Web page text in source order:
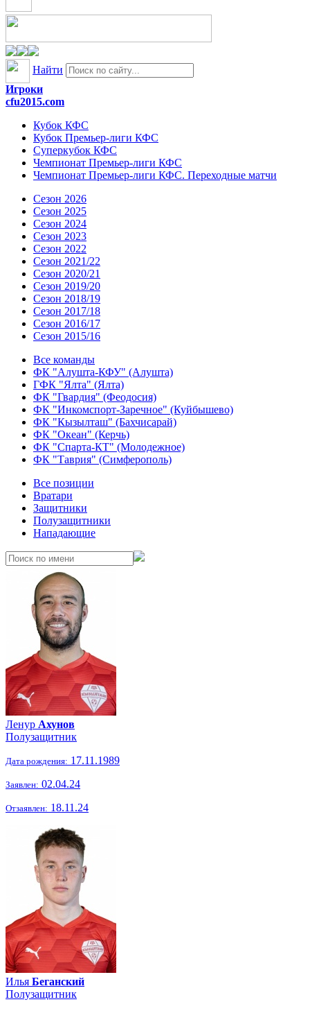
Найти
Игроки
cfu2015.com
Кубок КФС
Кубок Премьер-лиги КФС
Суперкубок КФС
Чемпионат Премьер-лиги КФС
Чемпионат Премьер-лиги КФС. Переходные матчи
Сезон 2026
Сезон 2025
Сезон 2024
Сезон 2023
Сезон 2022
Сезон 2021/22
Сезон 2020/21
Сезон 2019/20
Сезон 2018/19
Сезон 2017/18
Сезон 2016/17
Сезон 2015/16
Все команды
ФК "Алушта-КФУ" (Алушта)
ГФК "Ялта" (Ялта)
ФК "Гвардия" (Феодосия)
ФК "Инкомспорт-Заречное" (Куйбышево)
ФК "Кызылташ" (Бахчисарай)
ФК "Океан" (Керчь)
ФК "Спарта-КТ" (Молодежное)
ФК "Таврия" (Симферополь)
Все позиции
Вратари
Защитники
Полузащитники
Нападающие
Ленур Ахунов
Полузащитник
Дата рождения: 17.11.1989
Заявлен: 02.04.24
Отзаявлен: 18.11.24
Илья Беганский
Полузащитник